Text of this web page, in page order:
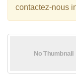
contactez-nous